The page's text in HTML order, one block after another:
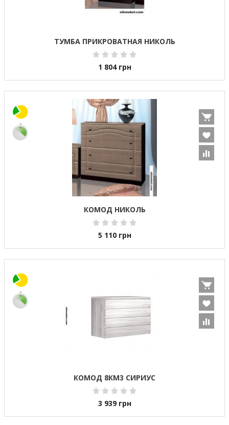
ТУМБА ПРИКРОВАТНАЯ НИКОЛЬ
1 804 грн
КОМОД НИКОЛЬ
5 110 грн
КОМОД 8КМ3 СИРИУС
3 939 грн